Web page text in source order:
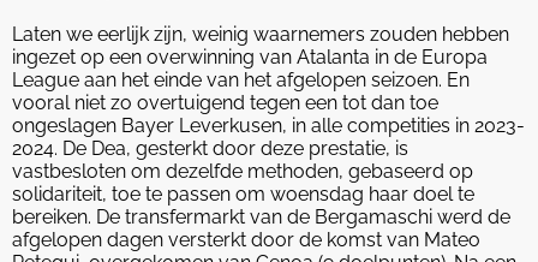
Laten we eerlijk zijn, weinig waarnemers zouden hebben
ingezet op een overwinning van Atalanta in de Europa
League aan het einde van het afgelopen seizoen. En
vooral niet zo overtuigend tegen een tot dan toe
ongeslagen Bayer Leverkusen, in alle competities in 2023-
2024. De Dea, gesterkt door deze prestatie, is
vastbesloten om dezelfde methoden, gebaseerd op
solidariteit, toe te passen om woensdag haar doel te
bereiken. De transfermarkt van de Bergamaschi werd de
afgelopen dagen versterkt door de komst van Mateo